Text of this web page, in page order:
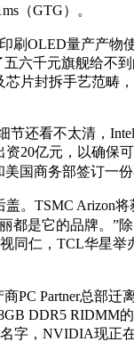
（GTG）。
OLED量产产
六千元旗舰给不
片封拆手艺范
看不太清，Intel
20亿元，以确
国商务部签订一
。TSMC Arizon
都是它的品牌。”
仁，TCL华星
PC Partner总部
DDR5
字，NVIDIA现正